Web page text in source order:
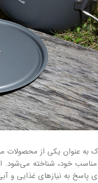
عنوان یکی از محصولات
خود، شناخته می‌شود.
پاسخ به نیازهای غذایی و